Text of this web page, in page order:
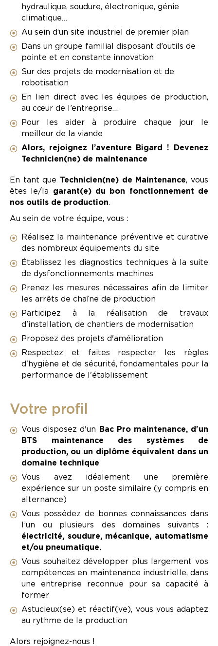
hydraulique, soudure, électronique, génie
climatique…
Au sein d‘un site industriel de premier plan
Dans un groupe familial disposant d’outils de
pointe et en constante innovation
Sur des projets de modernisation et de
robotisation
En lien direct avec les équipes de production,
au cœur de l’entreprise…
Pour les aider à produire chaque jour le
meilleur de la viande
Alors, rejoignez l’aventure Bigard ! Devenez
Technicien(ne) de maintenance
En tant que Technicien(ne) de Maintenance, vous
êtes le/la garant(e) du bon fonctionnement de
nos outils de production.
Au sein de votre équipe, vous :
Réalisez la maintenance préventive et curative
des nombreux équipements du site
Établissez les diagnostics techniques à la suite
de dysfonctionnements machines
Prenez les mesures nécessaires afin de limiter
les arrêts de chaîne de production
Participez à la réalisation de travaux
d'installation, de chantiers de modernisation
Proposez des projets d'amélioration
Respectez et faites respecter les règles
d'hygiène et de sécurité, fondamentales pour la
performance de l'établissement
Votre profil
Vous disposez d'un
Bac Pro maintenance, d'un
BTS maintenance des systèmes de
production, ou un diplôme équivalent dans un
domaine technique
Vous avez idéalement une première
expérience sur un poste similaire (y compris en
alternance)
Vous possédez de bonnes connaissances dans
l’un ou plusieurs des domaines suivants :
électricité, soudure, mécanique, automatisme
et/ou pneumatique.
Vous souhaitez développer plus largement vos
compétences en maintenance industrielle, dans
une entreprise reconnue pour sa capacité à
former
Astucieux(se) et réactif(ve), vous vous adaptez
au rythme de la production
Alors rejoignez-nous !